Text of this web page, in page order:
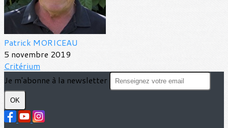
Patrick MORICEAU
5 novembre 2019
Critérium
Je m'abonne à la newsletter
OK